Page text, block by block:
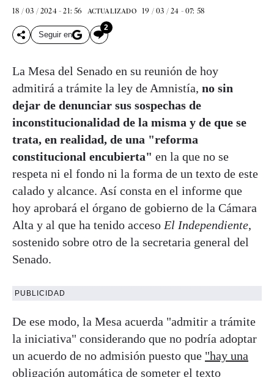
18 / 03 / 2024 - 21: 56 ACTUALIZADO 19 / 03 / 24 - 07: 58
Seguir en
2
La Mesa del Senado en su reunión de hoy
admitirá a trámite la ley de Amnistía, no sin
dejar de denunciar sus sospechas de
inconstitucionalidad de la misma y de que se
trata, en realidad, de una "reforma
constitucional encubierta" en la que no se
respeta ni el fondo ni la forma de un texto de este
calado y alcance. Así consta en el informe que
hoy aprobará el órgano de gobierno de la Cámara
Alta y al que ha tenido acceso El Independiente,
sostenido sobre otro de la secretaria general del
Senado.
PUBLICIDAD
De ese modo, la Mesa acuerda "admitir a trámite
la iniciativa" considerando que no podría adoptar
un acuerdo de no admisión puesto que "hay una
obligación automática de someter el texto